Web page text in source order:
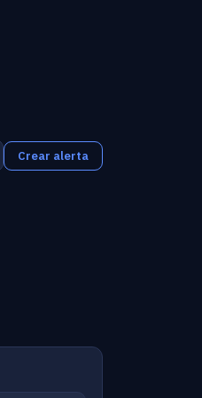
Crear alerta